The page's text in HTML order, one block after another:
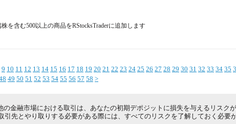
株を含む500以上の商品をRStocksTraderに追加します
9 10 11 12 13 14 15 16 17 18 19 20 21 22 23 24 25 26 27 28 29 30 31 32 33 34 35
49 50 51 52 53 54 55 56 57 58 >
の金融市場における取引は、あなたの初期デポジットに損失を与えるリスク
引先とやり取りする必要がある際には、すべてのリスクを了解しておく必要が